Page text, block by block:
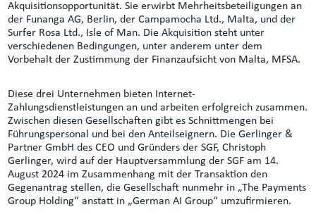
Akquisitionsopportunität. Sie erwirbt Mehrheitsbeteiligungen an
der Funanga AG, Berlin, der Campamocha Ltd., Malta, und der
Surfer Rosa Ltd., Isle of Man. Die Akquisition steht unter
verschiedenen Bedingungen, unter anderem unter dem
Vorbehalt der Zustimmung der Finanzaufsicht von Malta, MFSA.
Diese drei Unternehmen bieten Internet-
Zahlungsdienstleistungen an und arbeiten erfolgreich zusammen.
Zwischen diesen Gesellschaften gibt es Schnittmengen bei
Führungspersonal und bei den Anteilseignern. Die Gerlinger &
Partner GmbH des CEO und Gründers der SGF, Christoph
Gerlinger, wird auf der Hauptversammlung der SGF am 14.
August 2024 im Zusammenhang mit der Transaktion den
Gegenantrag stellen, die Gesellschaft nunmehr in „The Payments
Group Holding“ anstatt in „German AI Group“ umzufirmieren.